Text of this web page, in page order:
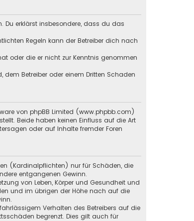
Du erklärst insbesondere, dass du das
Regeln kann der Betreiber dich nach
oder die er nicht zur Kenntnis genommen
Betreiber oder einem Dritten Schaden
von phpBB Limited (www.phpbb.com)
Beide haben keinen Einfluss auf die Art
oder auf Inhalte fremder Foren
(Kardinalpflichten) nur für Schäden, die
entgangenen Gewinn.
von Leben, Körper und Gesundheit und
und im übrigen der Höhe nach auf die
Verhalten des Betreibers auf die
begrenzt. Dies gilt auch für